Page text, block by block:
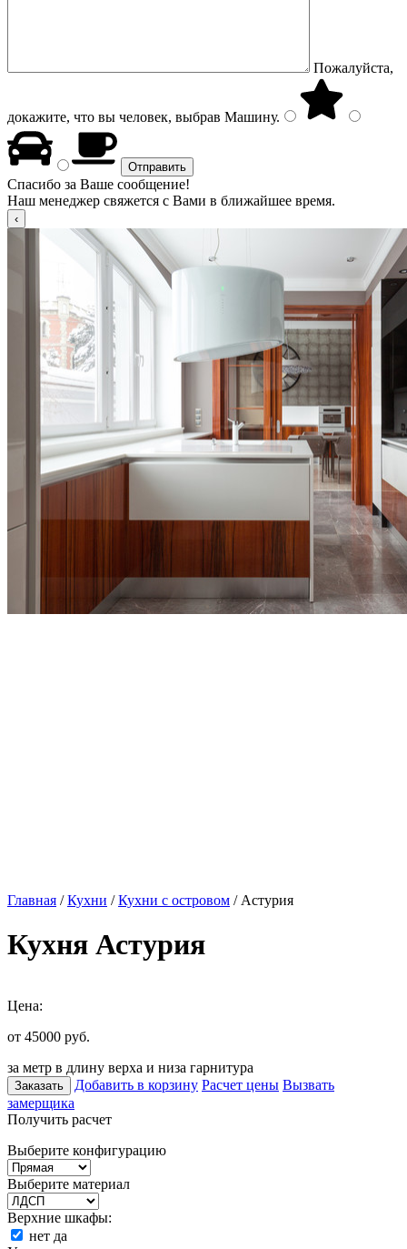
Пожалуйста,
докажите, что вы человек, выбрав Машину.
Спасибо за Ваше сообщение!
Наш менеджер свяжется с Вами в ближайшее время.
Главная /Кухни /Кухни с островом / Астурия
Кухня Астурия
Цена:
от 45000 руб.
за метр в длину верха и низа гарнитура
Заказать Добавить в корзину Расчет цены Вызвать
замерщика
Получить расчет
Выберите конфигурацию
Выберите материал
Верхние шкафы:
нет да